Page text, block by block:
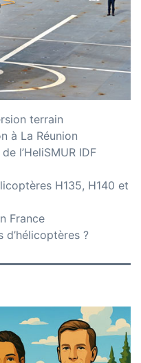
terrain
à La Réunion
l’HeliSMUR IDF
H135, H140 et
France
?